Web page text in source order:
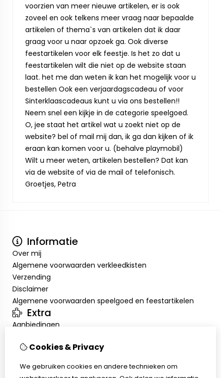
voorzien van meer nieuwe artikelen, er is ook
zoveel en ook telkens meer vraag naar bepaalde
artikelen of thema`s van artikelen dat ik daar
graag voor u naar opzoek ga. Ook diverse
feestartikelen voor elk feestje. Is het zo dat u
feestartikelen wilt die niet op de website staan
laat. het me dan weten ik kan het mogelijk voor u
bestellen Ook een verjaardagscadeau of voor
Sinterklaascadeaus kunt u via ons bestellen!!
Neem snel een kijkje in de categorie speelgoed.
O, jee staat het artikel wat u zoekt niet op de
website? bel of mail mij dan, ik ga dan kijken of ik
eraan kan komen voor u. (behalve playmobil)
Wilt u meer weten, artikelen bestellen? Dat kan
via de website of via de mail of telefonisch.
Groetjes, Petra
Informatie
Over mij
Algemene voorwaarden verkleedkisten
Verzending
Disclaimer
Algemene voorwaarden speelgoed en feestartikelen
Extra
Aanbiedingen
Inloggen
Verlanglijst
Cookies & Privacy
We gebruiken cookies en andere technieken om